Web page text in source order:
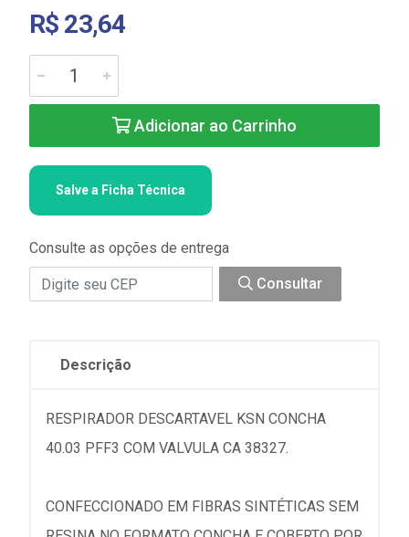
R$ 23,64
Adicionar ao Carrinho
Salve a Ficha Técnica
Consulte as opções de entrega
Consultar
Descrição
RESPIRADOR DESCARTAVEL KSN CONCHA
40.03 PFF3 COM VALVULA CA 38327.
CONFECCIONADO EM FIBRAS SINTÉTICAS SEM